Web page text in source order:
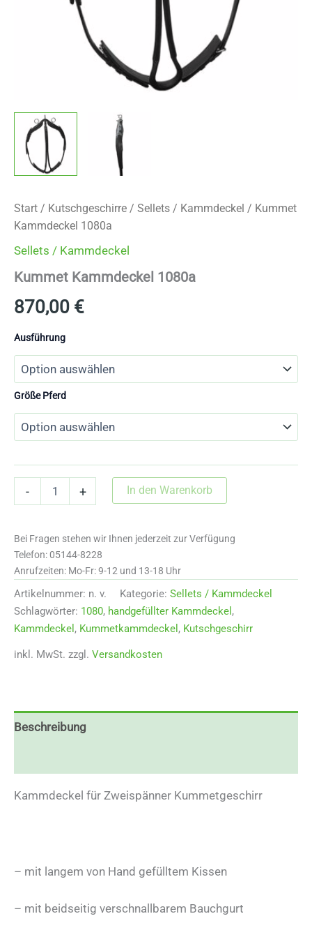
Start / Kutschgeschirre / Sellets / Kammdeckel / Kummet
Kammdeckel 1080a
Sellets / Kammdeckel
Kummet Kammdeckel 1080a
870,00 €
Ausführung
Größe Pferd
-
Kammdeckel
+ In den Warenkorb
Bei Fragen stehen wir Ihnen jederzeit zur Verfügung
Telefon: 05144-8228
Anrufzeiten: Mo-Fr: 9-12 und 13-18 Uhr
Artikelnummer: n. v. Kategorie: Sellets / Kammdeckel
Schlagwörter: 1080, handgefüllter Kammdeckel ,
Kammdeckel , Kummetkammdeckel , Kutschgeschirr
inkl. MwSt. zzgl. Versandkosten
Beschreibung
Kammdeckel für Zweispänner Kummetgeschirr
– mit langem von Hand gefülltem Kissen
– mit beidseitig verschnallbarem Bauchgurt